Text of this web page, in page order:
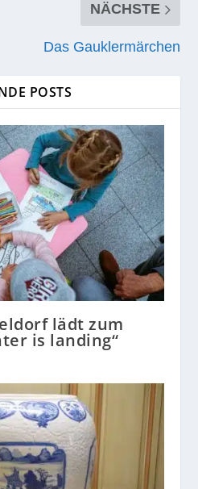
NÄCHSTE
Das Gauklermärchen
POSTS
lädt zum
is landing“